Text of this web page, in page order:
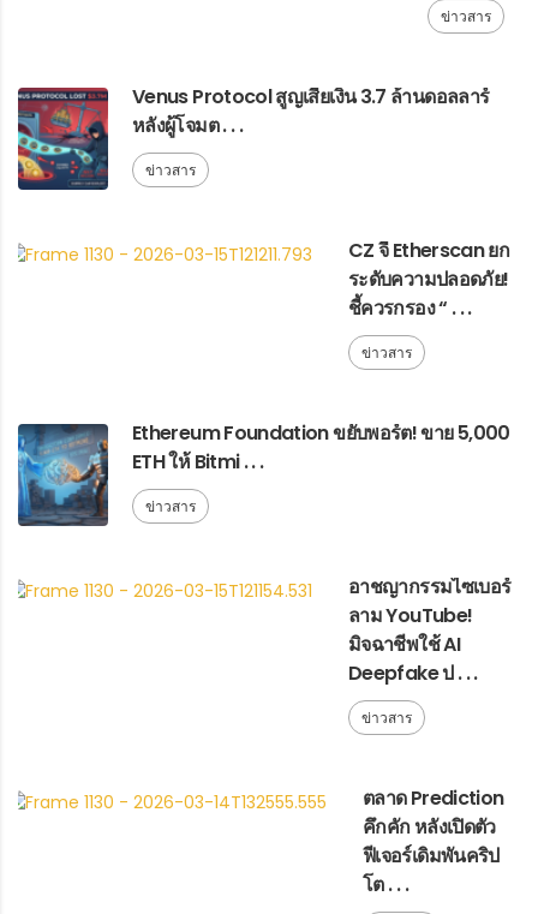
ข่าวสาร
Venus Protocol สูญเสียเงิน 3.7 ล้านดอลลาร์
หลังผู้โจมต . . .
ข่าวสาร
CZ จี้ Etherscan ยก
ระดับความปลอดภัย!
ชี้ควรกรอง “ . . .
ข่าวสาร
Ethereum Foundation ขยับพอร์ต! ขาย 5,000
ETH ให้ Bitmi . . .
ข่าวสาร
อาชญากรรมไซเบอร์
ลาม YouTube!
มิจฉาชีพใช้ AI
Deepfake ป . . .
ข่าวสาร
ตลาด Prediction
คึกคัก หลังเปิดตัว
ฟีเจอร์เดิมพันคริป
โต . . .